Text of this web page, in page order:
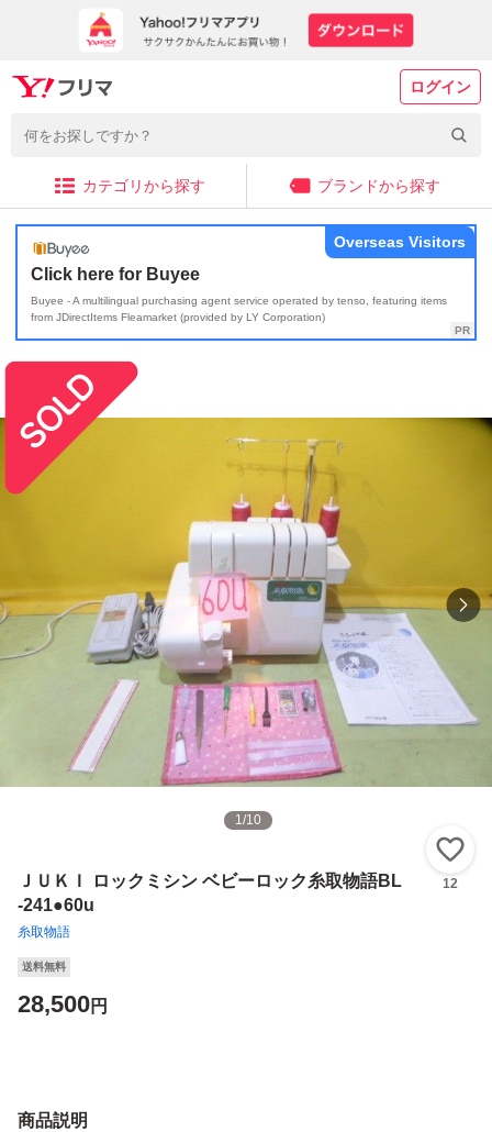
ログイン
カテゴリから探す ブランドから探す
Click here for Buyee
Buyee - A multilingual purchasing agent service operated by tenso, featuring items
from JDirectItems Fleamarket (provided by LY Corporation)
Overseas Visitors
1/10
ＪＵＫＩ ロックミシン ベビーロック糸取物語BL
-241●60u
糸取物語
12
送料無料
28,500円
商品説明